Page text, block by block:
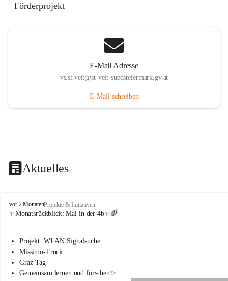
Förderprojekt
E-Mail Adresse
vs.st.veit@st-veit-suedsteiermark.gv.at
E-Mail schreiben
Aktuelles
V
o
s
s
c
vor 2 MonatenProjekte & Initiativen
✨Monatsrückblick: Mai in der 4b✨🌈
Projekt: WLAN Signalsuche
Missimo-Truck
Graz-Tag
Gemeinsam lernen und forschen✨